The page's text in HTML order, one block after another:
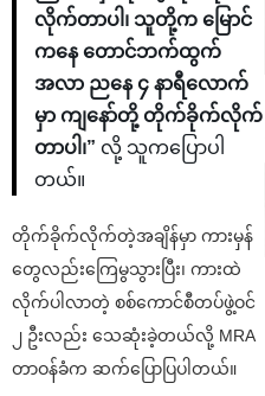
လိုက်တာပါ၊ သူတို့က မြောင်
ကနေ တောင်ဘက်ထွက်
အလာ ညနေ ၄ နာရီလောက်
မှာ ကျနော်တို့ တိုက်ခိုက်လိုက်
တာပါ၊” လို့ သူကပြောပါ
တယ်။
တိုက်ခိုက်လိုက်တဲ့အချိန်မှာ ကားမှန်
တွေလည်းကြေမွသွားပြီး၊ ကားထဲ
လိုက်ပါလာတဲ့ စစ်ကောင်စီတပ်ဖွဲ့ဝင်
၂ ဦးလည်း သေဆုံးခဲ့တယ်လို့ MRA
တာဝန်ခံက ဆက်ပြောပြပါတယ်။